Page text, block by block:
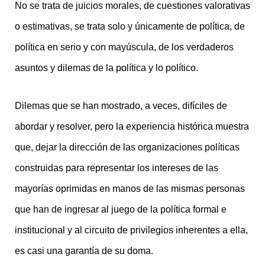
No se trata de juicios morales, de cuestiones valorativas
o estimativas, se trata solo y únicamente de política, de
política en serio y con mayúscula, de los verdaderos
asuntos y dilemas de la política y lo político.
Dilemas que se han mostrado, a veces, difíciles de
abordar y resolver, pero la experiencia histórica muestra
que, dejar la dirección de las organizaciones políticas
construidas para representar los intereses de las
mayorías oprimidas en manos de las mismas personas
que han de ingresar al juego de la política formal e
institucional y al circuito de privilegios inherentes a ella,
es casi una garantía de su doma.